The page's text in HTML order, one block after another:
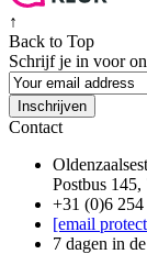
↑
Back to Top
Schrijf je in voor
Inschrijven
Contact
Postbus
+31 (0)6
[email
7 dagen in